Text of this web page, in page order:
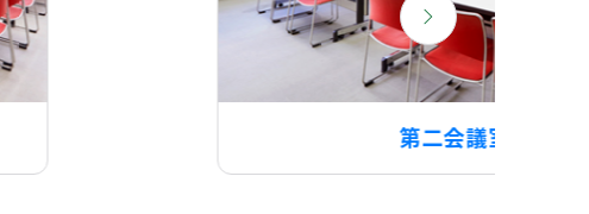
第三会議室